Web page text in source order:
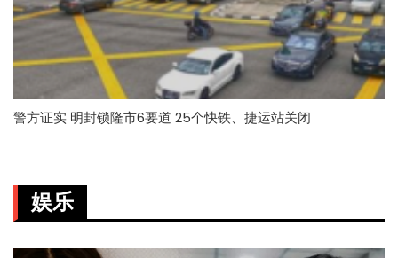
警方证实 明封锁隆市6要道 25个快铁、捷运站关闭
娱乐